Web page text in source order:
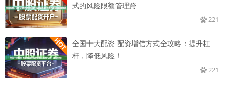
式的风险限额管理跨
221
全国十大配资 配资增信方式全攻略：提升杠
杆，降低风险！
221